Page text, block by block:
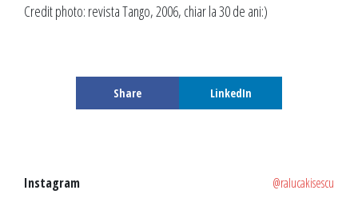
Credit photo: revista Tango, 2006, chiar la 30 de ani:)
Share LinkedIn
Instagram @ralucakisescu